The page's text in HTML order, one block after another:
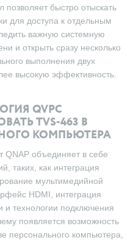
позволяет быстро отыскать
для доступа к отдельным
важную системную
и открыть сразу несколько
выполнения двух
высокую эффективность.
QVPC
TVS-463 В
КОМПЬЮТЕРА
QNAP объединяет в себе
таких, как интеграция
мультимедийной
HDMI, интеграция
технологии подключения
появляется возможность
персонального компьютера,